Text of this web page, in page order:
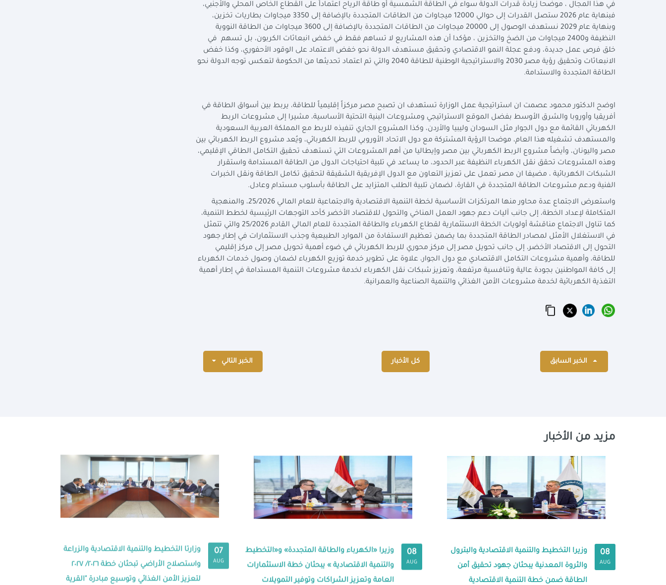
في هذا المجال ، موضحا زيادة قدرات الدولة سواء في الطاقة الشمسية أو طاقة الرياح اعتماداً على القطاع الخاص المحلي والأجنبي،
فبنهاية عام 2026 ستصل القدرات إلى حوالي 12000 ميجاوات من الطاقات المتجددة بالإضافة إلى 3350 ميجاوات بطاريات تخزين،
وبنهاية عام 2029 نستهدف الوصول إلى 20000 ميجاوات من الطاقات المتجددة بالإضافة إلى 3600 ميجاوات من الطاقة النووية
النظيفة و2400 ميجاوات من الضخ والتخزين ، مؤكدا أن هذه المشاريع لا تساهم فقط في خفض انبعاثات الكربون، بل تسهم في
خلق فرص عمل جديدة، ودفع عجلة النمو الاقتصادي وتحقيق مستهدف الدولة نحو خفض الاعتماد على الوقود الأحفوري، وكذا خفض
الانبعاثات وتحقيق رؤية مصر 2030 والاستراتيجية الوطنية للطاقة 2040 والتي تم اعتماد تحديثها من الحكومة لتعكس توجه الدولة نحو
الطاقة المتجددة والاستدامة.
اوضح الدكتور محمود عصمت ان استراتيجية عمل الوزارة تستهدف ان تصبح مصر مركزاً إقليمياً للطاقة، يربط بين أسواق الطاقة في
أفريقيا وأوروبا والشرق الأوسط بفضل الموقع الاستراتيجي ومشروعات البنية التحتية الأساسية، مشيرا إلى مشروعات الربط
الكهربائي القائمة مع دول الجوار مثل السودان وليبيا والأردن، وكذا المشروع الجاري تنفيذه للربط مع المملكة العربية السعودية
والمستهدف تشغيله هذا العام، موضحا الرؤية المشتركة مع دول الاتحاد الأوروبي للربط الكهربائي، ويُعد مشروع الربط الكهربائي بين
مصر واليونان، وأيضاً مشروع الربط الكهربائي بين مصر وإيطاليا من أهم المشروعات التي تستهدف تحقيق التكامل الطاقي الإقليمي،
وهذه المشروعات تحقق نقل الكهرباء النظيفة عبر الحدود، ما يساعد في تلبية احتياجات الدول من الطاقة المستدامة واستقرار
الشبكات الكهربائية ، مضيفا ان مصر تعمل على تعزيز التعاون مع الدول الإفريقية الشقيقة لتحقيق تكامل الطاقة ونقل الخبرات
الفنية ودعم مشروعات الطاقة المتجددة في القارة، لضمان تلبية الطلب المتزايد على الطاقة بأسلوب مستدام وعادل.
واستعرض الاجتماع عدة محاور منها المرتكزات الأساسية لخطة التنمية الاقتصادية والاجتماعية للعام المالي 25/2026، والمنهجية
المتكاملة لإعداد الخطة، إلى جانب آليات دعم جهود العمل المناخي والتحول للاقتصاد الأخضر كأحد التوجهات الرئيسية لخطط التنمية،
كما تناول الاجتماع مناقشة أولويات الخطة الاستثمارية لقطاع الكهرباء والطاقة المتجددة للعام المالي القادم 25/2026 والتي تتمثل
في الاستغلال الأمثل لمصادر الطاقة المتجددة بما يضمن تعظيم الاستفادة من الموارد الطبيعية وجذب الاستثمارات في إطار جهود
التحول إلى الاقتصاد الأخضر، إلى جانب تحويل مصر إلى مركز محوري للربط الكهربائي في ضوء أهمية تحويل مصر إلى مركز إقليمي
للطاقة، وأهمية مشروعات التكامل الاقتصادي مع دول الجوار، علاوة على تطوير خدمة توزيع الكهرباء لضمان وصول خدمات الكهرباء
إلى كافة المواطنين بجودة عالية وتنافسية مرتفعة، وتعزيز شبكات نقل الكهرباء لخدمة مشروعات التنمية المستدامة في إطار أهمية
التغذية الكهربائية لخدمة مشروعات الأمن الغذائي والتنمية الصناعية والعمرانية.
الخبر السابق كل الأخبار الخبر التالي
مزيد من الأخبار
08
AUG
وزيرا التخطيط والتنمية الاقتصادية والبترول
والثروة المعدنية يبحثان جهود تحقيق أمن
الطاقة ضمن خطة التنمية الاقتصادية
08
AUG
وزيرا «الكهرباء والطاقة المتجددة» و«التخطيط
والتنمية الاقتصادية » يبحثان خطة الاستثمارات
العامة وتعزيز الشراكات وتوفير التمويلات
07
AUG
وزارتا التخطيط والتنمية الاقتصادية والزراعة
واستصلاح الأراضي تبحثان خطة ٢٠٢٦/ ٢٠٢٧
لتعزيز الأمن الغذائي وتوسيع مبادرة "القرية